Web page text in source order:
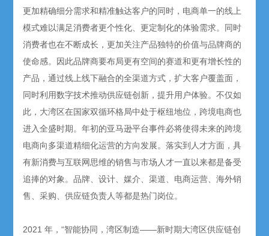
更加精确细分需求和精准触达客户的同时，电商单一的线上
模式难以满足消费者更个性化、更定制化的体验需求。同时
消费者也在不断成长，更加关注产品独特的价值与品牌商的
使命感。因此品牌商要布局更有空间的赛道和更有增长性的
产品，通过线上线下融合的全渠道方式，扩大客户覆盖面，
同时利用数字技术推动供应链创新，提升用户体验。不仅如
此，大湾区在国家双循环格局中处于枢纽地位，跨境电商也
进入全盛时期。年初的亚马逊平台事件必将使得未来的跨境
电商向多渠道精细化运营的方向发展。落实到人才方面，具
有新消费与互联网思维的销售与市场人才一直以来都是备受
追捧的对象。品牌、设计、媒介、渠道、电商运营、海外销
售、采购、供应链负责人等都是热门岗位。
2021 年，“智能协同，湾区制造——新时期大湾区供应链创